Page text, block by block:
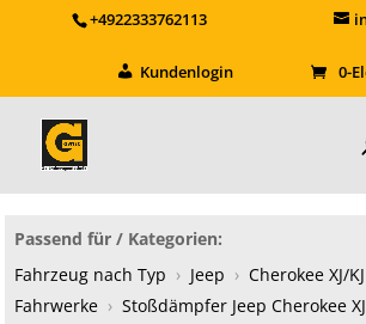
+4922333762113
Kundenlogin 0-
Passend für / Kategorien:
Fahrzeug nach Typ › Jeep › Cherokee XJ/KJ
Fahrwerke › Stoßdämpfer Jeep Cherokee XJ